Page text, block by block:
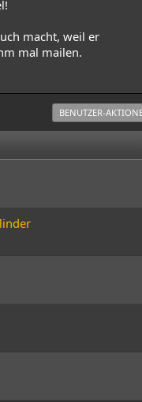
macht, weil er
mal mailen.
BENUTZER-